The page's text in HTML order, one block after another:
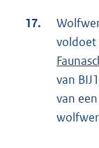
17.
voldoet
van
van